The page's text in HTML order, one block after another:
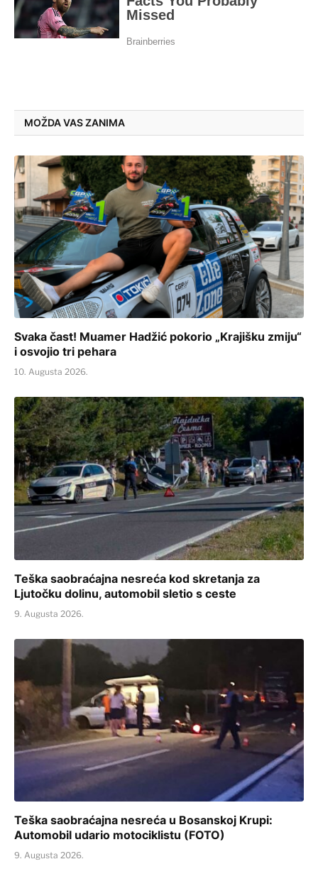
MOŽDA VAS ZANIMA
Svaka čast! Muamer Hadžić pokorio „Krajišku zmiju“
i osvojio tri pehara
10. Augusta 2026.
Teška saobraćajna nesreća kod skretanja za
Ljutočku dolinu, automobil sletio s ceste
9. Augusta 2026.
Teška saobraćajna nesreća u Bosanskoj Krupi:
Automobil udario motociklistu (FOTO)
9. Augusta 2026.